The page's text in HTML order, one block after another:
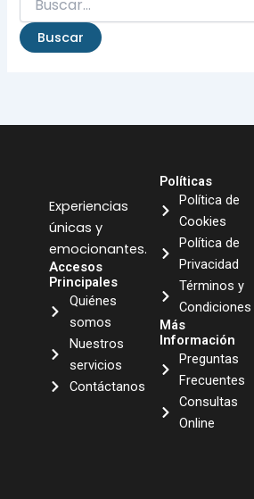
Experiencias
únicas y
emocionantes.
Accesos
Principales
Quiénes
somos
Nuestros
servicios
Contáctanos
Políticas
Política de
Cookies
Política de
Privacidad
Términos y
Condiciones
Más
Información
Preguntas
Frecuentes
Consultas
Online